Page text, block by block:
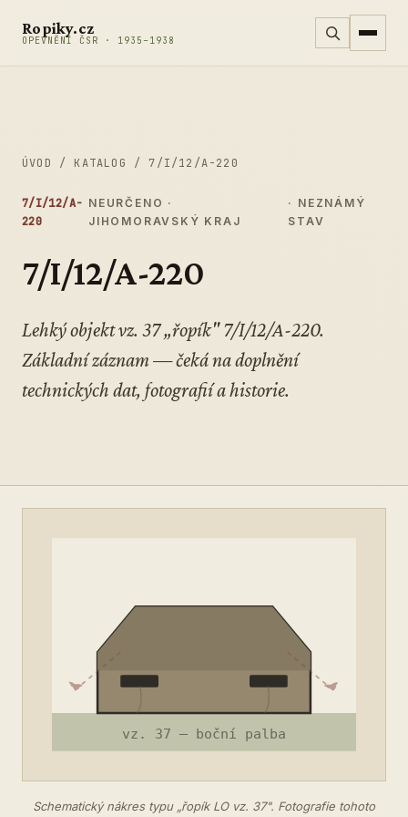
Ropiky.cz
OPEVNĚNÍ ČSR · 1935–1938
ÚVOD / KATALOG / 7/I/12/A-220
7/I/12/A-
220
NEURČENO ·
JIHOMORAVSKÝ KRAJ
· NEZNÁMÝ
STAV
7/I/12/A-220
Lehký objekt vz. 37 „řopík" 7/I/12/A-220.
Základní záznam — čeká na doplnění
technických dat, fotografií a historie.
Schematický nákres typu „řopík LO vz. 37". Fotografie tohoto